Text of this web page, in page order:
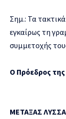
Σημ.: Τα
εγκαίρως τη
συμμετοχής
Ο Πρόεδρος
ΜΕΤΑΞΑΣ